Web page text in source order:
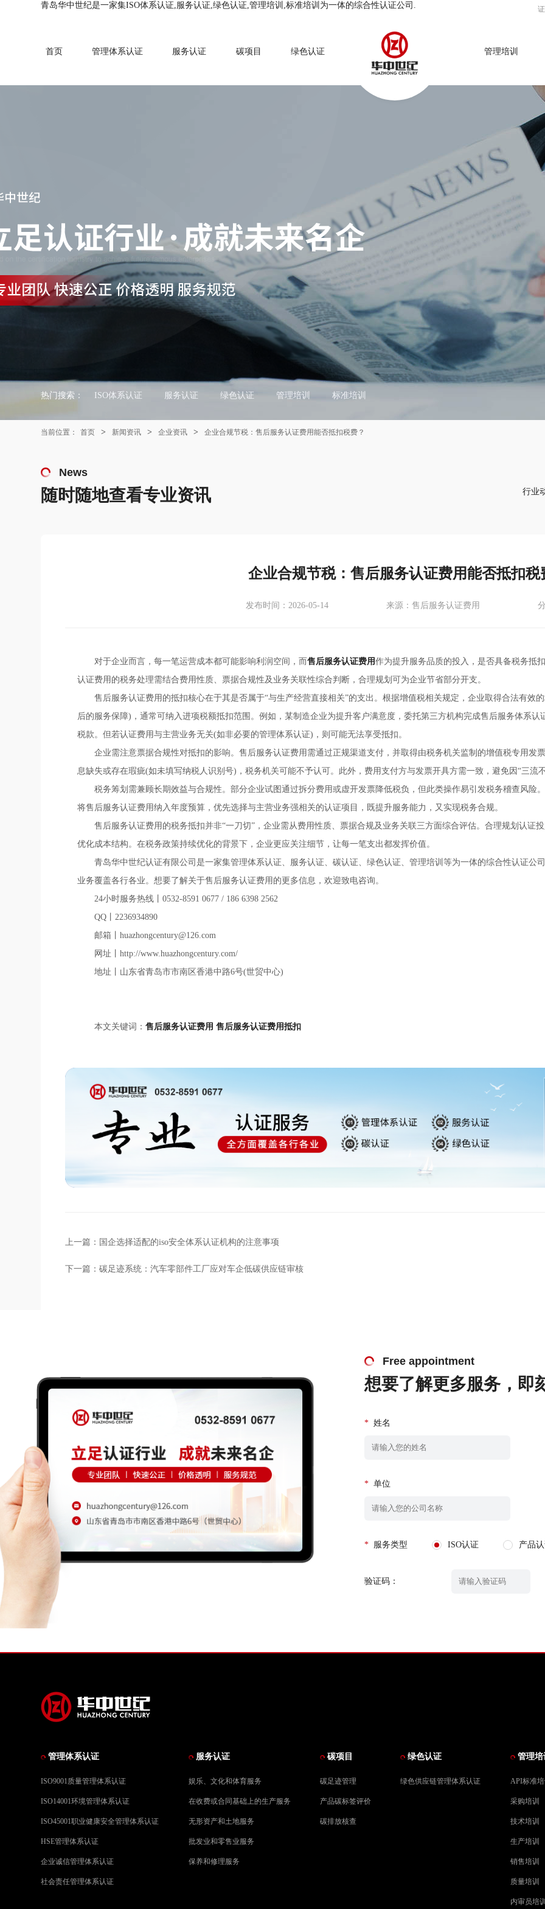
青岛华中世纪是一家集ISO体系认证,服务认证,绿色认证,管理培训,标准培训为一体的综合性认证公司.
首页 管理体系认证 服务认证 碳项目 绿色认证 管理培训
热门搜索： ISO体系认证 服务认证 绿色认证 管理培训 标准培训
当前位置： 首页 > 新闻资讯 > 企业资讯 > 企业合规节税：售后服务认证费用能否抵扣税费？
News
随时随地查看专业资讯 行业
企业合规节税：售后服务认证费用能否抵扣税
发布时间：2026-05-14 来源：售后服务认证费用
对于企业而言，每一笔运营成本都可能影响利润空间，而售后服务认证费用作为提升服务品质的投入，是否具备税务抵
认证费用的税务处理需结合费用性质、票据合规性及业务关联性综合判断，合理规划可为企业节省部分开支。
售后服务认证费用的抵扣核心在于其是否属于“与生产经营直接相关”的支出。根据增值税相关规定，企业取得合法有效
后的服务保障)，通常可纳入进项税额抵扣范围。例如，某制造企业为提升客户满意度，委托第三方机构完成售后服务体系
税款。但若认证费用与主营业务无关(如非必要的管理体系认证)，则可能无法享受抵扣。
企业需注意票据合规性对抵扣的影响。售后服务认证费用需通过正规渠道支付，并取得由税务机关监制的增值税专用发
息缺失或存在瑕疵(如未填写纳税人识别号)，税务机关可能不予认可。此外，费用支付方与发票开具方需一致，避免因“三流
税务筹划需兼顾长期效益与合规性。部分企业试图通过拆分费用或虚开发票降低税负，但此类操作易引发税务稽查风险
将售后服务认证费用纳入年度预算，优先选择与主营业务强相关的认证项目，既提升服务能力，又实现税务合规。
售后服务认证费用的税务抵扣并非“一刀切”，企业需从费用性质、票据合规及业务关联三方面综合评估。合理规划认证
优化成本结构。在税务政策持续优化的背景下，企业更应关注细节，让每一笔支出都发挥价值。
青岛华中世纪认证有限公司是一家集管理体系认证、服务认证、碳认证、绿色认证、管理培训等为一体的综合性认证公
业务覆盖各行各业。想要了解关于售后服务认证费用的更多信息，欢迎致电咨询。
24小时服务热线丨0532-8591 0677 / 186 6398 2562
QQ丨2236934890
邮箱丨huazhongcentury@126.com
网址丨http://www.huazhongcentury.com/
地址丨山东省青岛市市南区香港中路6号(世贸中心)
本文关键词：售后服务认证费用 售后服务认证费用抵扣
上一篇： 国企选择适配的iso安全体系认证机构的注意事项
下一篇：碳足迹系统：汽车零部件工厂应对车企低碳供应链审核
Free appointment
想要了解更多服务，即
* 姓名
* 单位
* 服务类型 ISO认证 产品
验证码：
管理体系认证
ISO9001质量管理体系认证
ISO14001环境管理体系认证
ISO45001职业健康安全管理体系认证
HSE管理体系认证
企业诚信管理体系认证
社会责任管理体系认证
服务认证
娱乐、文化和体育服务
在收费或合同基础上的生产服务
无形资产和土地服务
批发业和零售业服务
保养和修理服务
碳项目
碳足迹管理
产品碳标签评价
碳排放核查
绿色认证
绿色供应链管理体系认证
管理培
API标准
采购培训
技术培训
生产培训
销售培训
质量培训
内审员培